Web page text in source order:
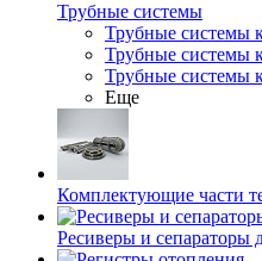
Трубные системы
Трубные системы
Трубные системы
Трубные системы
Еще
Комплектующие части
Ресиверы и сепараторы